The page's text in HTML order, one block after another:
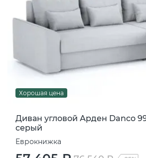
Хорошая цена
Диван угловой Арден Danco
серый
Еврокнижка